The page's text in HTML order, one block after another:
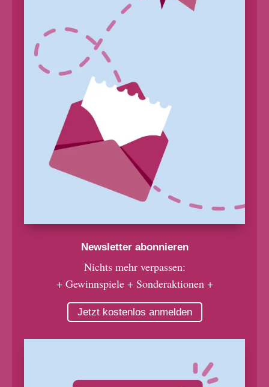
Newsletter abonnieren
Nichts mehr verpassen:
+ Gewinnspiele + Sonderaktionen +
Jetzt kostenlos anmelden